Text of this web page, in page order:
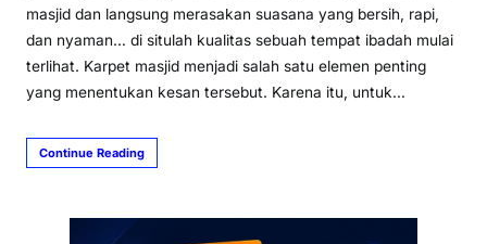
masjid dan langsung merasakan suasana yang bersih, rapi,
dan nyaman… di situlah kualitas sebuah tempat ibadah mulai
terlihat. Karpet masjid menjadi salah satu elemen penting
yang menentukan kesan tersebut. Karena itu, untuk…
Continue Reading